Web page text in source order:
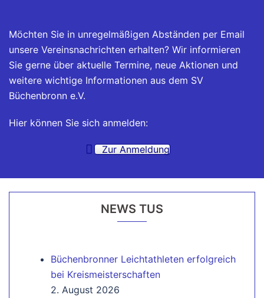
Möchten Sie in unregelmäßigen Abständen per Email
unsere Vereinsnachrichten erhalten? Wir informieren
Sie gerne über aktuelle Termine, neue Aktionen und
weitere wichtige Informationen aus dem SV
Büchenbronn e.V.
Hier können Sie sich anmelden:
Zur Anmeldung
NEWS TUS
Büchenbronner Leichtathleten erfolgreich
bei Kreismeisterschaften
2. August 2026